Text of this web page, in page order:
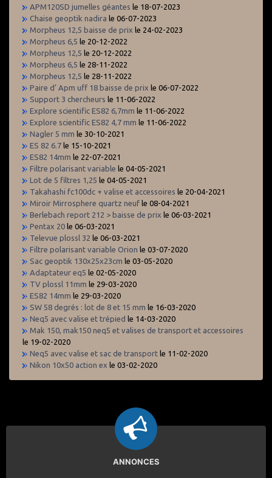
APM120SD jumelles géantes le 18-07-2023
Chaise geoptik nadira le 06-07-2023
Morpheus 12,5 baisse de prix le 24-02-2023
Morpheus 6,5 le 20-12-2022
Morpheus 12,5 le 20-12-2022
Morpheus 6,5 le 28-11-2022
Morpheus 12,5 le 28-11-2022
Paire d’ Apm uff 18 baisse de prix le 06-07-2022
Support 3 chercheurs le 11-06-2022
Explore scientific ES82 6,7mm le 11-06-2022
Explore scientific ES82 4,7 mm le 11-06-2022
Nagler 5 mm le 30-10-2021
ES 82 6.7 le 15-10-2021
ES82 14mm le 22-07-2021
Filtre polarisant variable le 04-05-2021
Lot de 5 filtres 1,25 le 04-05-2021
Takahashi fc100dc + valise et accessoires le 20-04-2021
Miroir Mirrosphere quartz neuf le 08-04-2021
Berlebach report 212 > baisse de prix le 06-03-2021
Pentax 20 le 06-03-2021
Televue plossl 32 le 06-03-2021
Filtre polarisant variable Orion le 03-07-2020
Sac geoptik 130x25x23cm le 03-05-2020
Adaptateur eq5 le 02-05-2020
TV plossl 11mm le 29-03-2020
ES82 14mm le 29-03-2020
SW 58 degrés : lot de 8 et 15 mm le 16-03-2020
Neq5 avec valise et trépied le 14-03-2020
Mak 150, mak150 neq5 et valises de transport et accessoires
le 19-02-2020
Neq5 avec valise et sac de transport le 11-02-2020
Nikon 10x50 action ex le 03-02-2020
ANNONCES